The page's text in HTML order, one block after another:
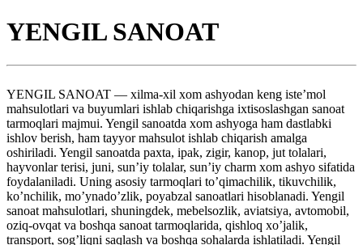
YENGIL SANOAT
YENGIL SANOAT — xilma-xil xom ashyodan keng iste’mol
mahsulotlari va buyumlari ishlab chiqarishga ixtisoslashgan sanoat
tarmoqlari majmui. Yengil sanoatda xom ashyoga ham dastlabki
ishlov berish, ham tayyor mahsulot ishlab chiqarish amalga
oshiriladi. Yengil sanoatda paxta, ipak, zigir, kanop, jut tolalari,
hayvonlar terisi, juni, sun’iy tolalar, sun’iy charm xom ashyo sifatida
foydalaniladi. Uning asosiy tarmoqlari to’qimachilik, tikuvchilik,
ko’nchilik, mo’ynado’zlik, poyabzal sanoatlari hisoblanadi. Yengil
sanoat mahsulotlari, shuningdek, mebelsozlik, aviatsiya, avtomobil,
oziq-ovqat va boshqa sanoat tarmoqlarida, qishloq xo’jalik,
transport, sog’liqni saqlash va boshqa sohalarda ishlatiladi. Yengil